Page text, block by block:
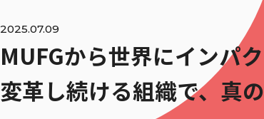
2025.07.09
MUFGから世界にインパク
変革し続ける組織で、真